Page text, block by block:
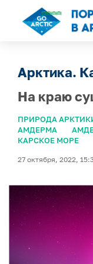
Арктика.
На краю
ПРИРОДА
АМДЕРМА
КАРСКОЕ МОРЕ
27 октября, 2022,